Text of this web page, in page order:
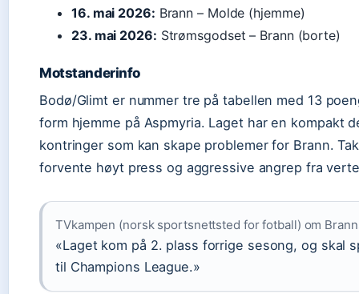
16. mai 2026: Brann – Molde (hjemme)
23. mai 2026: Strømsgodset – Brann (borte)
Motstanderinfo
Bodø/Glimt er nummer tre på tabellen med 13
form hjemme på Aspmyria. Laget har en kompakt
kontringer som kan skape problemer for Brann.
forvente høyt press og aggressive angrep fra
TVkampen (norsk sportsnettsted for fotball) om
«Laget kom på 2. plass forrige sesong, og skal
til Champions League.»